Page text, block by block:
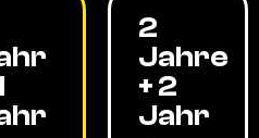
2
Jahre
+ 2
Jahr